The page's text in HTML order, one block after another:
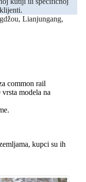
Lianjungang,
common rail
modela na
kupci su ih